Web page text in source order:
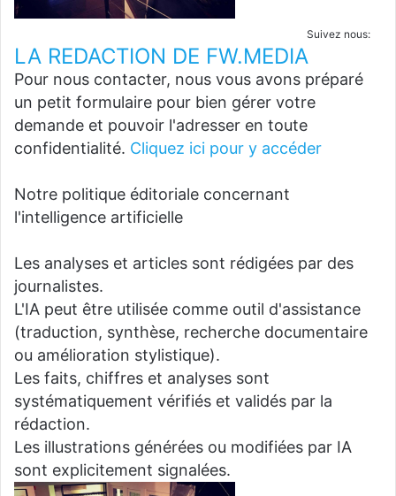
Suivez nous:
LA REDACTION DE FW.MEDIA
Pour nous contacter, nous vous avons préparé
un petit formulaire pour bien gérer votre
demande et pouvoir l'adresser en toute
confidentialité. Cliquez ici pour y accéder
Notre politique éditoriale concernant
l'intelligence artificielle
Les analyses et articles sont rédigées par des
journalistes.
L'IA peut être utilisée comme outil d'assistance
(traduction, synthèse, recherche documentaire
ou amélioration stylistique).
Les faits, chiffres et analyses sont
systématiquement vérifiés et validés par la
rédaction.
Les illustrations générées ou modifiées par IA
sont explicitement signalées.